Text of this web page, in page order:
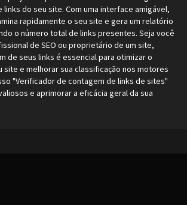
do seu site. Com uma interface amigável,
rapidamente o seu site e gera um relatório
o número total de links presentes. Seja você
de SEO ou proprietário de um site,
de seus links é essencial para otimizar o
site e melhorar sua classificação nos motores
"Verificador de contagem de links de sites"
e aprimorar a eficácia geral da sua